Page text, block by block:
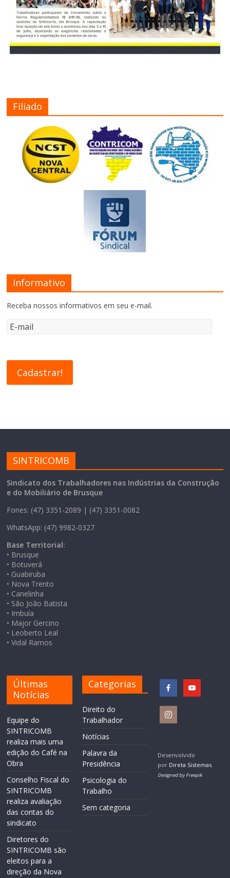
Filiado
Informativo
Receba nossos informativos em seu e-mail.
SINTRICOMB
Sindicato dos Trabalhadores nas Indústrias da Construção
e do Mobiliário de Brusque
Fones: (47) 3351-2089 | (47) 3351-0082
WhatsApp: (47) 9982-0327
Base Territorial:
• Brusque
• Botuverá
• Guabiruba
• Nova Trento
• Canelinha
• São João Batista
• Imbuía
• Major Gercino
• Leoberto Leal
• Vidal Ramos
Últimas
Notícias
Equipe do
SINTRICOMB
realiza mais uma
edição do Café na
Obra
Conselho Fiscal do
SINTRICOMB
realiza avaliação
das contas do
sindicato
Diretores do
SINTRICOMB são
eleitos para a
direção da Nova
Categorias
Direito do
Trabalhador
Notícias
Palavra da
Presidência
Psicologia do
Trabalho
Sem categoria
Desenvolvido
por Direta Sistemas.
Designed by Freepik